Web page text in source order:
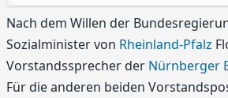
Nach dem Willen der
Sozialminister von Rheinland-Pfalz
Vorstandssprecher der Nürnberger
Für die anderen beiden